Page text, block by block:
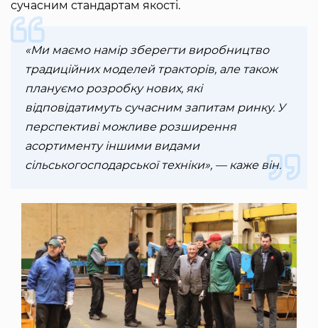
сучасним стандартам якості.
«Ми маємо намір зберегти виробництво
традиційних моделей тракторів, але також
плануємо розробку нових, які
відповідатимуть сучасним запитам ринку. У
перспективі можливе розширення
асортименту іншими видами
сільськогосподарської техніки», — каже він.